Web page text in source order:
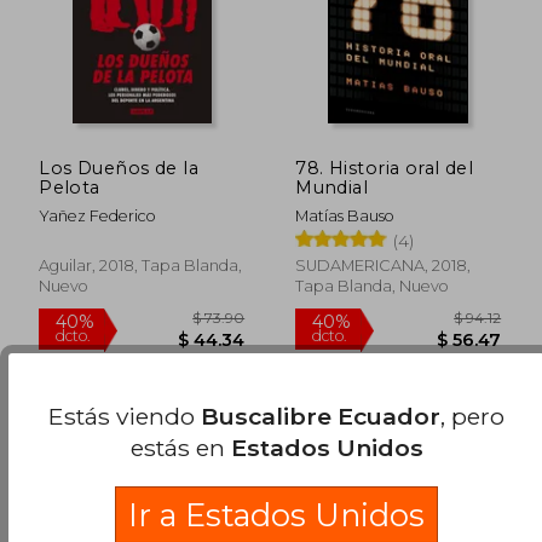
dcto.
45%
dcto.
Los Dueños de la
Pelota
Yañez Federico
Aguilar, 2018, Tapa Blanda,
Nuevo
78. Historia oral del
Mundial
Matías Bauso
(4)
SUDAMERICANA, 2018,
Tapa Blanda, Nuevo
Estás viendo Buscalibre Ecuador, pero
estás en Estados Unidos
Ir a Estados Unidos